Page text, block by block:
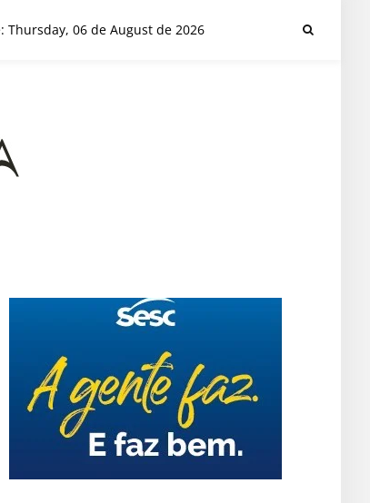
Thursday, 06 de August de 2026